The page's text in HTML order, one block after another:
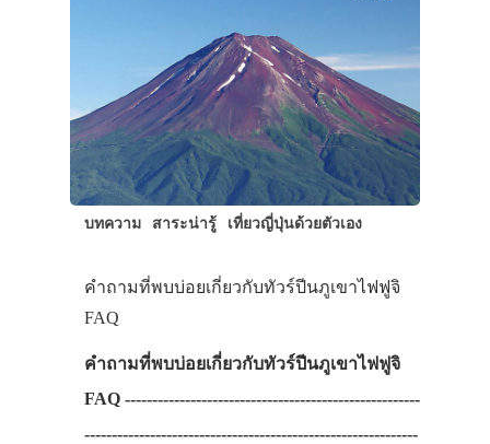
บทความ สาระน่ารู้ เที่ยวญี่ปุ่นด้วยตัวเอง
คำถามที่พบบ่อยเกี่ยวกับทัวร์ปีนภูเขาไฟฟูจิ
FAQ
คำถามที่พบบ่อยเกี่ยวกับทัวร์ปีนภูเขาไฟฟูจิ
FAQ ------------------------------------------------------
-------------------------------------------------------------